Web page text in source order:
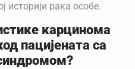
историји рака особе.
карцинома
пацијената са